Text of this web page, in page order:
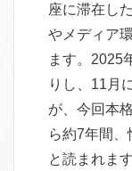
座に滞在し
やメディア
ます。2025
りし、11月
が、今回本
ら約7年間
と読まれます